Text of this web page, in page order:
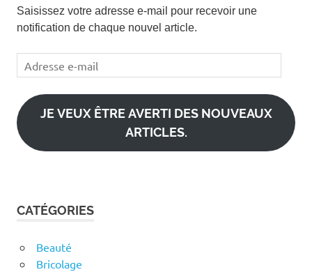
Saisissez votre adresse e-mail pour recevoir une
notification de chaque nouvel article.
Adresse
e-
mail
JE VEUX ÊTRE AVERTI DES NOUVEAUX
ARTICLES.
CATÉGORIES
Beauté
Bricolage